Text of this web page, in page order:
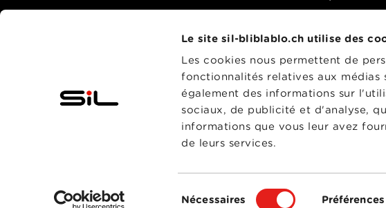
Le site sil-bliblablo.ch utilise des
Les cookies nous permettent de
fonctionnalités relatives aux
également des informations sur
sociaux, de publicité et d'analyse,
informations que vous leur avez
de leurs services.
Nécessaires Préférences